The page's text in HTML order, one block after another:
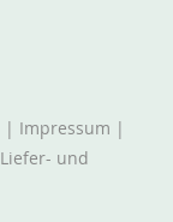
| Impressum |
Liefer- und